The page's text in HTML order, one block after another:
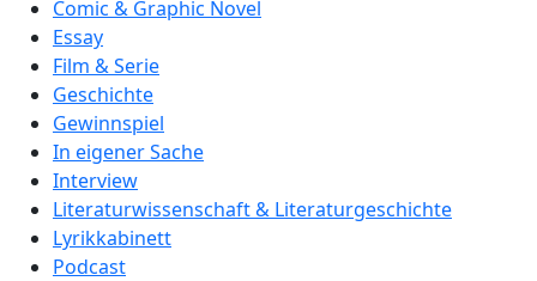
Comic & Graphic Novel
Essay
Film & Serie
Geschichte
Gewinnspiel
In eigener Sache
Interview
Literaturwissenschaft & Literaturgeschichte
Lyrikkabinett
Podcast